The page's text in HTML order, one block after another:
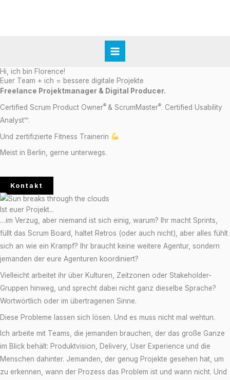
Hi, ich bin Florence!
Euer Team + ich = bessere digitale Projekte
Freelance Projektmanager & Digital Producer.
Certified Scrum Product Owner® & ScrumMaster®. Certified Usability
Analyst™.
Und zertifizierte Fitness Trainerin
Meist in Berlin, gerne unterwegs.
Kontakt
Ist euer Projekt...
…im Verzug, aber niemand ist sich einig, warum? Ihr macht Sprints,
füllt das Scrum Board, haltet Retros (oder auch nicht), aber alles fühlt
sich an wie ein Krampf? Ihr braucht keine weitere Agentur, sondern
jemanden der eure Agenturen koordiniert?
Vielleicht arbeitet ihr über Kulturen, Zeitzonen oder Stakeholder-
Gruppen hinweg, und sprecht dabei nicht ganz dieselbe Sprache?
Wortwörtlich oder im übertragenen Sinne.
Diese Probleme lassen sich lösen. Und es muss nicht mal wehtun.
Ich arbeite mit Teams, die jemanden brauchen, der das große Ganze
im Blick behält: Produktvision, Delivery, User Experience und die
Menschen dahinter. Jemanden, der genug Projekte gesehen hat, um
zu erkennen, wann der Prozess das Problem ist und wann nicht. Und